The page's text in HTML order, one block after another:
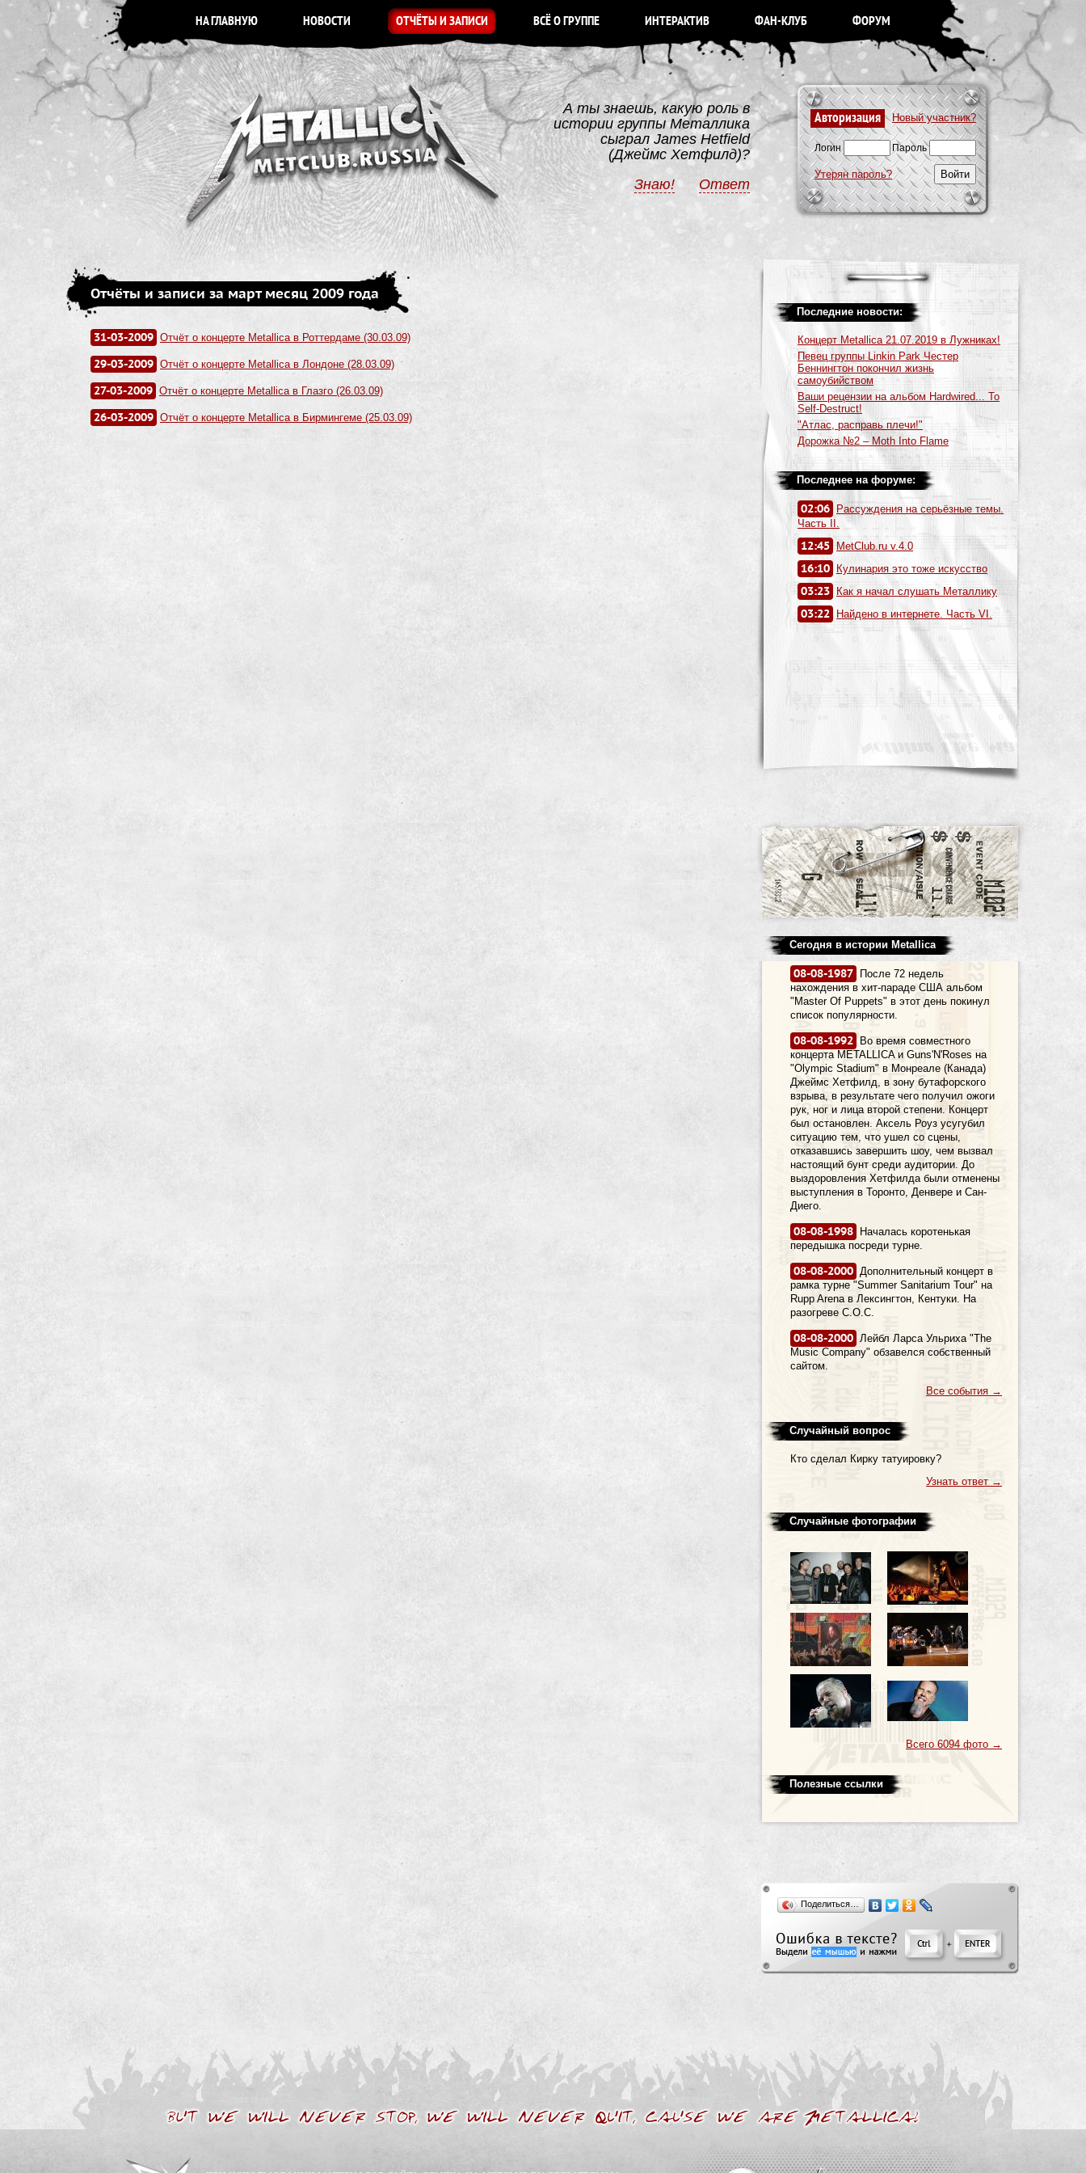
НА ГЛАВНУЮ НОВОСТИ ОТЧЁТЫ И ЗАПИСИ ВСЁ О ГРУППЕ ИНТЕРАКТИВ ФАН-КЛУБ ФОРУМ
Авторизация Новый участник?
Логин Пароль
Утерян пароль?
А ты знаешь, какую роль в
истории группы Металлика
сыграл James Hetfield
(Джеймс Хетфилд)?
Знаю!
Ответ
Отчёты и записи за март месяц 2009 года
31-03-2009 Отчёт о концерте Metallica в Роттердаме (30.03.09)
29-03-2009 Отчёт о концерте Metallica в Лондоне (28.03.09)
27-03-2009 Отчёт о концерте Metallica в Глазго (26.03.09)
26-03-2009 Отчёт о концерте Metallica в Бирмингеме (25.03.09)
Последние новости:
Концерт Metallica 21.07.2019 в Лужниках!
Певец группы Linkin Park Честер
Беннингтон покончил жизнь
самоубийством
Ваши рецензии на альбом Hardwired... To
Self-Destruct!
"Атлас, расправь плечи!"
Дорожка №2 – Moth Into Flame
Последнее на форуме:
02:06
Рассуждения на серьёзные темы.
Часть II.
12:45 MetClub.ru v.4.0
16:10 Кулинария это тоже искусство
03:23 Как я начал слушать Металлику
03:22 Найдено в интернете. Часть VI.
Сегодня в истории Metallica
08-08-1987
После 72 недель
нахождения в хит-параде США альбом
"Master Of Puppets" в этот день покинул
список популярности.
08-08-1992
Во время совместного
концерта METALLICA и Guns'N'Roses на
"Olympic Stadium" в Монреале (Канада)
Джеймс Хетфилд, в зону бутафорского
взрыва, в результате чего получил ожоги
рук, ног и лица второй степени. Концерт
был остановлен. Аксель Роуз усугубил
ситуацию тем, что ушел со сцены,
отказавшись завершить шоу, чем вызвал
настоящий бунт среди аудитории. До
выздоровления Хетфилда были отменены
выступления в Торонто, Денвере и Сан-
Диего.
08-08-1998
Началась коротенькая
передышка посреди турне.
08-08-2000 Дополнительный концерт в
рамка турне "Summer Sanitarium Tour" на
Rupp Arena в Лексингтон, Кентуки. На
разогреве C.O.C.
08-08-2000 Лейбл Ларса Ульриха "The
Music Company" обзавелся собственный
сайтом.
Все события →
Случайный вопрос
Кто сделал Кирку татуировку?
Узнать ответ →
Случайные фотографии
Всего 6094 фото →
Полезные ссылки
Поделиться…